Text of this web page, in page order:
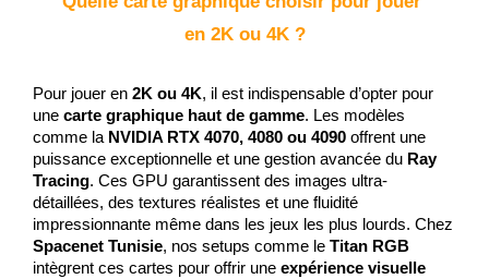
en 2K ou 4K ?
Pour jouer en 2K ou 4K, il est indispensable d’opter pour
une carte graphique haut de gamme. Les modèles
comme la NVIDIA RTX 4070, 4080 ou 4090 offrent une
puissance exceptionnelle et une gestion avancée du Ray
Tracing. Ces GPU garantissent des images ultra-
détaillées, des textures réalistes et une fluidité
Spacenet Tunisie, nos setups comme le Titan RGB
intègrent ces cartes pour offrir une expérience visuelle